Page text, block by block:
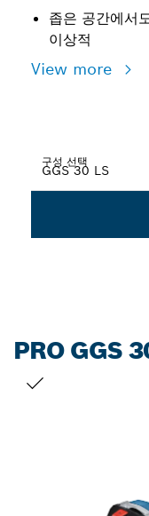
좁은 공간에서
이상적
View more
구성 선택
PRO GGS